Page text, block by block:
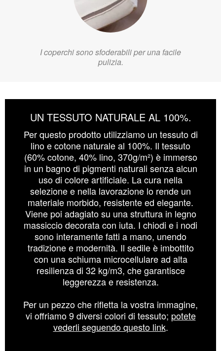
I coperchi sono sfoderabili per una facile
pulizia.
UN TESSUTO NATURALE AL 100%.
Per questo prodotto utilizziamo un tessuto di
lino e cotone naturale al 100%. Il tessuto
(60% cotone, 40% lino, 370g/m²) è immerso
in un bagno di pigmenti naturali senza alcun
uso di colore artificiale. La cura nella
selezione e nella lavorazione lo rende un
materiale morbido, resistente ed elegante.
Viene poi adagiato su una struttura in legno
massiccio decorata con iuta. I chiodi e i nodi
sono interamente fatti a mano, unendo
tradizione e modernità. Il sedile è imbottito
con una schiuma microcellulare ad alta
resilienza di 32 kg/m3, che garantisce
leggerezza e resistenza.
Per un pezzo che rifletta la vostra immagine,
vi offriamo 9 diversi colori di tessuto; potete
vederli seguendo questo link.